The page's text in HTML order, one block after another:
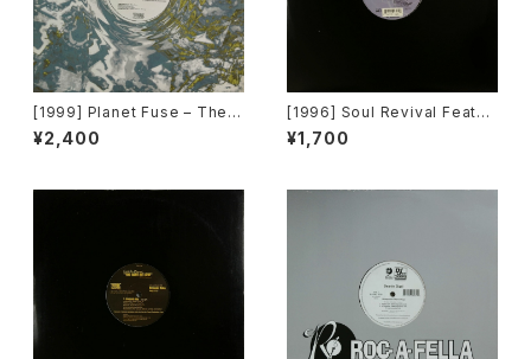
[1999] Planet Fuse – The R
eal Face [Dance Pollution]
¥2,400
[1996] Soul Revival Featuri
ng Capathia Jenkins – Whe
n The Spirit Moves [Sub-U
¥1,700